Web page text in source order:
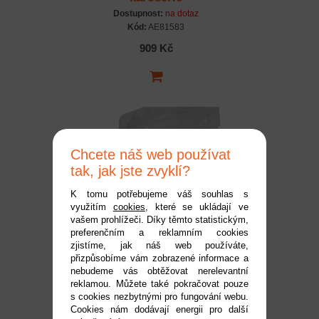
Dostupnost: na dotaz
Kód: AE81583
909 Kč
RC8B4 čirá lexanová
karoserie
Dostupnost:
do 2 pracovních dnů
Kód: AE81568
909 Kč
Chcete náš web používat
tak, jak jste zvyklí?
K tomu potřebujeme váš souhlas s
využitím cookies, které se ukládají ve
vašem prohlížeči. Díky těmto statistickým,
preferenčním a reklamním cookies
zjistíme, jak náš web používáte,
přizpůsobíme vám zobrazené informace a
nebudeme vás obtěžovat nerelevantní
reklamou. Můžete také pokračovat pouze
s cookies nezbytnými pro fungování webu.
Cookies nám dodávají energii pro další